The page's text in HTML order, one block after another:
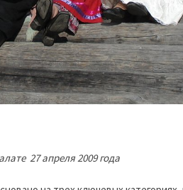
27 апреля 2009 года